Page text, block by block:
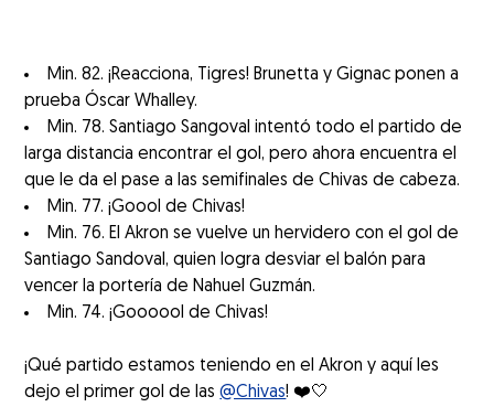
Min. 82. ¡Reacciona, Tigres! Brunetta y Gignac ponen a
prueba Óscar Whalley.
Min. 78. Santiago Sangoval intentó todo el partido de
larga distancia encontrar el gol, pero ahora encuentra el
que le da el pase a las semifinales de Chivas de cabeza.
Min. 77. ¡Goool de Chivas!
Min. 76. El Akron se vuelve un hervidero con el gol de
Santiago Sandoval, quien logra desviar el balón para
vencer la portería de Nahuel Guzmán.
Min. 74. ¡Goooool de Chivas!
¡Qué partido estamos teniendo en el Akron y aquí les
dejo el primer gol de las@Chivas! ❤️🤍